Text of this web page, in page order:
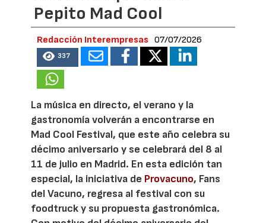
Pepito Mad Cool
Redacción Interempresas 07/07/2026
337
La música en directo, el verano y la
gastronomía volverán a encontrarse en
Mad Cool Festival, que este año celebra su
décimo aniversario y se celebrará del 8 al
11 de julio en Madrid. En esta edición tan
especial, la iniciativa de Provacuno, Fans
del Vacuno, regresa al festival con su
foodtruck y su propuesta gastronómica.